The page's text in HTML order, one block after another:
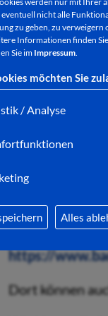
nicht alle
zu geben, zu verweigern
Informationen finden
Sie im Impressum.
möchten Sie
/ Analyse
Alles
ist die
nichtmöglich.
Ab Montag,
9.00 Uhr bis
vorherige
Zu allen
Internetseite
https://
Dort können